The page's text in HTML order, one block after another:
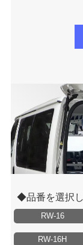
品番を選択
RW-16
RW-16H